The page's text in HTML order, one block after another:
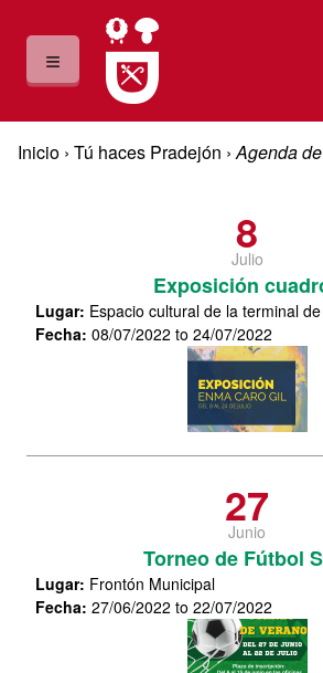
Pasar al contenido principal
≡
Usted está aquí
Inicio › Tú haces Pradejón ›Agenda
Agenda de8
Julio
Exposición
Lugar: Espacio cultural de la terminal
Fecha: 08/07/2022 to 24/07/2022
27
Junio
Torneo de Fútbol
Lugar: Frontón Municipal
Fecha: 27/06/2022 to 22/07/2022